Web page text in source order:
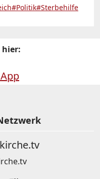
#Politik#Sterbehilfe
hier: